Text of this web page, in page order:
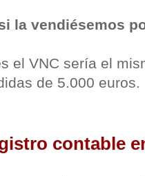
la vendiésemos
el VNC sería el
de 5.000 euros.
contable